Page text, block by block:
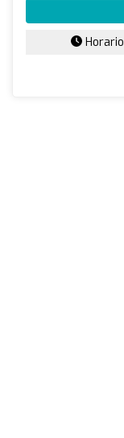
Horario